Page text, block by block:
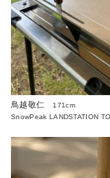
鳥越敬仁
171cm
SnowPeak LANDSTATION